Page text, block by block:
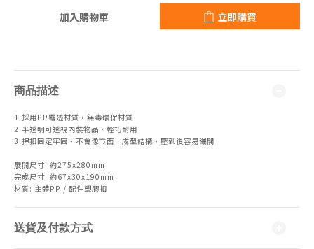
加入購物車 立即購買
商品描述
1.採用PP霧透材質，無毒環保材質
2.半透明可透視內裝物品，輕巧耐用
3.押扣固定牢固，不會像市面一成型結構，壓到後容易繃開
展開尺寸: 約275x280mm
完成尺寸: 約67x30x190mm
材質: 主體PP / 配件塑膠扣
送貨及付款方式